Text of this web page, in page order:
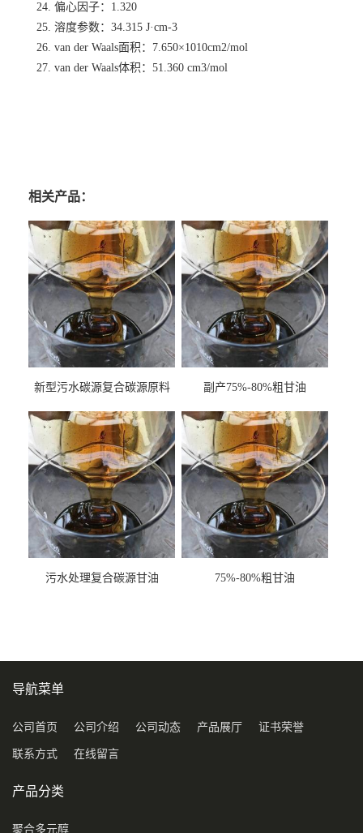
24. 偏心因子：1.320
25. 溶度参数：34.315 J·cm-3
26. van der Waals面积：7.650×1010cm2/mol
27. van der Waals体积：51.360 cm3/mol
相关产品：
新型污水碳源复合碳源原料
副产75%-80%粗甘油
污水处理复合碳源甘油
75%-80%粗甘油
导航菜单
公司首页 公司介绍 公司动态 产品展厅 证书荣誉
联系方式 在线留言
产品分类
聚合多元醇